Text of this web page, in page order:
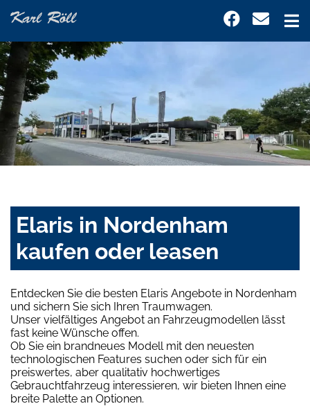
Elaris in Nordenham
kaufen oder leasen
Entdecken Sie die besten Elaris Angebote in Nordenham
und sichern Sie sich Ihren Traumwagen.
Unser vielfältiges Angebot an Fahrzeugmodellen lässt
fast keine Wünsche offen.
Ob Sie ein brandneues Modell mit den neuesten
technologischen Features suchen oder sich für ein
preiswertes, aber qualitativ hochwertiges
Gebrauchtfahrzeug interessieren, wir bieten Ihnen eine
breite Palette an Optionen.